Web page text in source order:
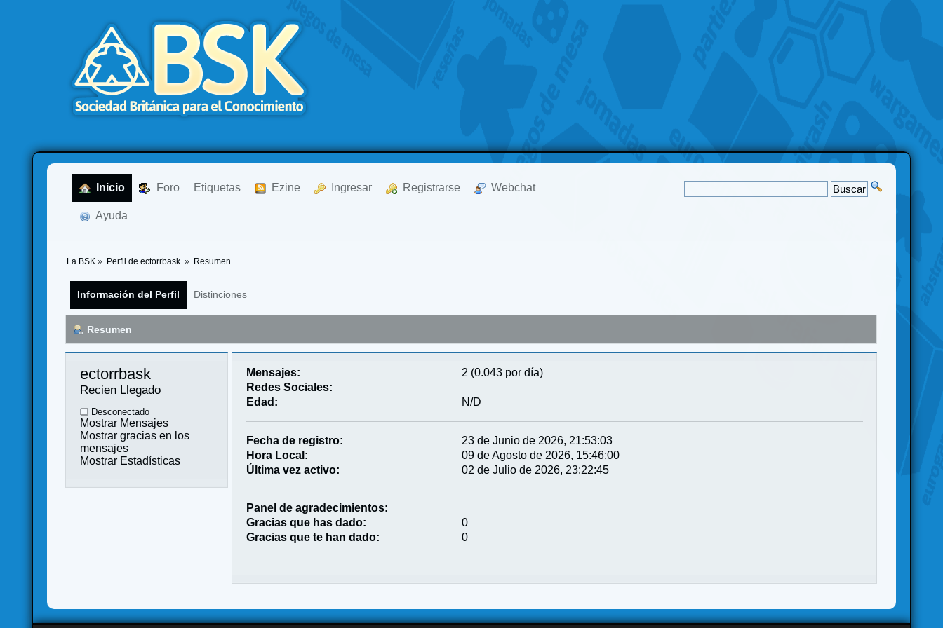
Inicio Foro Etiquetas Ezine Ingresar Registrarse Webchat
Ayuda
La BSK » Perfil de ectorrbask » Resumen
Información del Perfil Distinciones
Resumen
ectorrbask
Recien Llegado
Desconectado
Mostrar Mensajes
Mostrar gracias en los
mensajes
Mostrar Estadísticas
Mensajes:
2 (0.043 por día)
Redes Sociales:
Edad:
N/D
Fecha de registro:
23 de Junio de 2026, 21:53:03
Hora Local:
09 de Agosto de 2026, 15:46:00
Última vez activo:
02 de Julio de 2026, 23:22:45
Panel de agradecimientos:
Gracias que has dado:
0
Gracias que te han dado:
0